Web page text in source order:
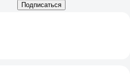
Подписаться